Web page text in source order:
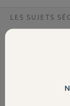
Volet
LES SUJETS